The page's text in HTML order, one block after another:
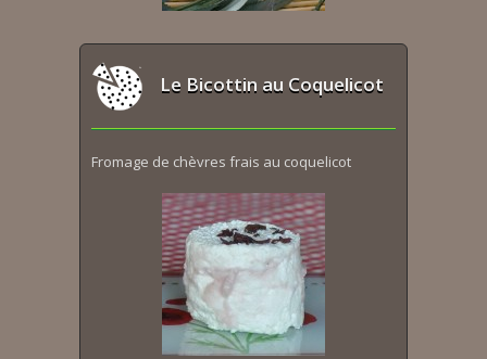
Le Bicottin au Coquelicot
Fromage de chèvres frais au coquelicot